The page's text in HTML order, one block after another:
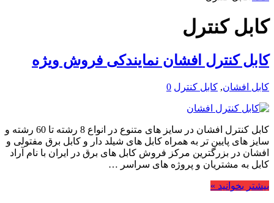
کابل کنترل
کابل کنترل افشان نمایندکی فروش ویژه
کابل افشان, کابل کنترل 0
کابل کنترل افشان در سایز های متنوع در انواع 8 رشته تا 60 رشته و
سایز های پایین تر به همراه کابل های شیلد دار و کابل برق مفتولی و
افشان در بزرگترین مرکز فروش کابل های برق در ایران با نام آراد
کابل به مشتریان و پروژه های سراسر …
بیشتر بخوانید »